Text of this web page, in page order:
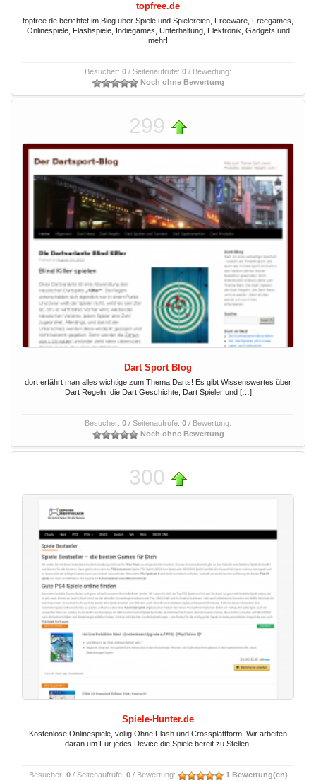
topfree.de
topfree.de berichtet im Blog über Spiele und Spielereien, Freeware, Freegames,
Onlinespiele, Flashspiele, Indiegames, Unterhaltung, Elektronik, Gadgets und
mehr!
Besucher: 0 / Seitenaufrufe: 0 / Bewertung:
Noch ohne Bewertung
299
Dart Sport Blog
dort erfährt man alles wichtige zum Thema Darts! Es gibt Wissenswertes über
Dart Regeln, die Dart Geschichte, Dart Spieler und […]
Besucher: 0 / Seitenaufrufe: 0 / Bewertung:
Noch ohne Bewertung
300
Spiele-Hunter.de
Kostenlose Onlinespiele, völlig Ohne Flash und Crossplattform. Wir arbeiten
daran um Für jedes Device die Spiele bereit zu Stellen.
Besucher: 0/ Seitenaufrufe: 0/ Bewertung: 1 Bewertung(en)